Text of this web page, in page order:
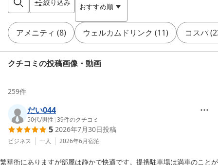
絞り込み おすすめ順
アメニティ (8) ウェルカムドリンク (11) コスパ(
クチコミの投稿画像・動画
259件
だい044
50代/男性 |39件のクチコミ
5 2026年7月30日投稿
ビジネス 一人 2026年6月宿泊
繁華街にありますが部屋は静かで快適です。提携駐車場は満車のことが